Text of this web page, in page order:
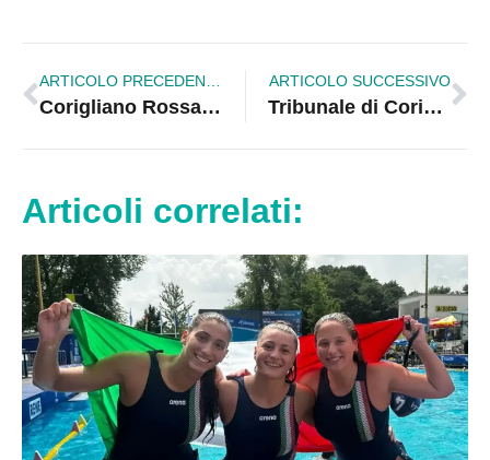
Corigliano Rossano. Avvocatura, FDI: «Avevamo ragione: 60 mila euro da restituire e trasferimento dopo le denunce»
ARTICOLO SUCCESSIVO
Tribunale di Corigliano-Rossano, Trento rilancia la battaglia per la riapertura
Articoli correlati: